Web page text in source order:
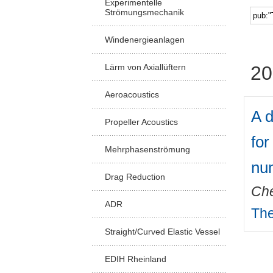
Experimentelle
Strömungsmechanik
Windenergieanlagen
Lärm von Axiallüftern
Aeroacoustics
Propeller Acoustics
Mehrphasenströmung
Drag Reduction
ADR
Straight/Curved Elastic Vessel
EDIH Rheinland
A
for